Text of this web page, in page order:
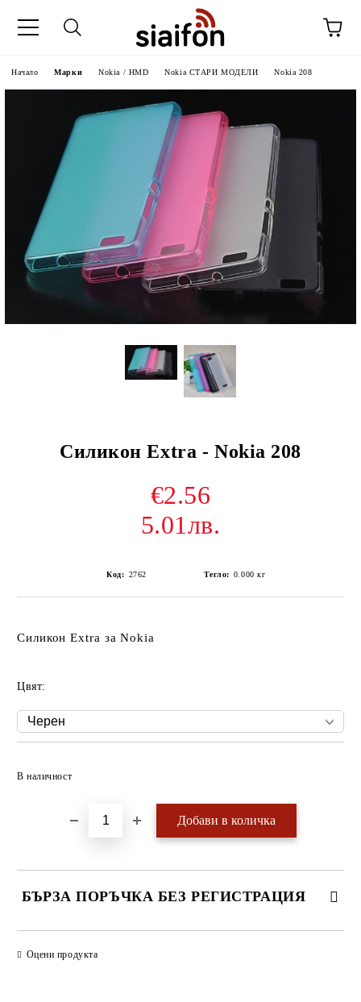
Начало Марки Nokia / HMD Nokia СТАРИ МОДЕЛИ Nokia 208
Силикон Extra - Nokia 208
€2.56
5.01лв.
Код: 2762 Тегло: 0.000 кг
Силикон Extra за Nokia
Цвят:
В наличност
БЪРЗА ПОРЪЧКА БЕЗ РЕГИСТРАЦИЯ
Оцени продукта